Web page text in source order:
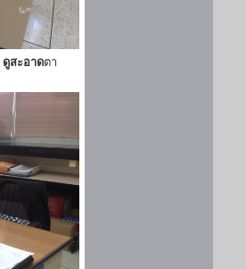
ดูสะอาดตา